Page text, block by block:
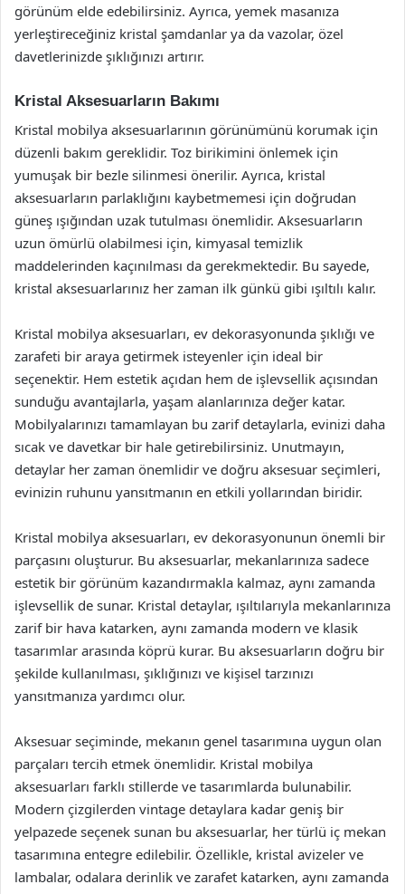
görünüm elde edebilirsiniz. Ayrıca, yemek masanıza
yerleştireceğiniz kristal şamdanlar ya da vazolar, özel
davetlerinizde şıklığınızı artırır.
Kristal Aksesuarların Bakımı
Kristal mobilya aksesuarlarının görünümünü korumak için
düzenli bakım gereklidir. Toz birikimini önlemek için
yumuşak bir bezle silinmesi önerilir. Ayrıca, kristal
aksesuarların parlaklığını kaybetmemesi için doğrudan
güneş ışığından uzak tutulması önemlidir. Aksesuarların
uzun ömürlü olabilmesi için, kimyasal temizlik
maddelerinden kaçınılması da gerekmektedir. Bu sayede,
kristal aksesuarlarınız her zaman ilk günkü gibi ışıltılı kalır.
Kristal mobilya aksesuarları, ev dekorasyonunda şıklığı ve
zarafeti bir araya getirmek isteyenler için ideal bir
seçenektir. Hem estetik açıdan hem de işlevsellik açısından
sunduğu avantajlarla, yaşam alanlarınıza değer katar.
Mobilyalarınızı tamamlayan bu zarif detaylarla, evinizi daha
sıcak ve davetkar bir hale getirebilirsiniz. Unutmayın,
detaylar her zaman önemlidir ve doğru aksesuar seçimleri,
evinizin ruhunu yansıtmanın en etkili yollarından biridir.
Kristal mobilya aksesuarları, ev dekorasyonunun önemli bir
parçasını oluşturur. Bu aksesuarlar, mekanlarınıza sadece
estetik bir görünüm kazandırmakla kalmaz, aynı zamanda
işlevsellik de sunar. Kristal detaylar, ışıltılarıyla mekanlarınıza
zarif bir hava katarken, aynı zamanda modern ve klasik
tasarımlar arasında köprü kurar. Bu aksesuarların doğru bir
şekilde kullanılması, şıklığınızı ve kişisel tarzınızı
yansıtmanıza yardımcı olur.
Aksesuar seçiminde, mekanın genel tasarımına uygun olan
parçaları tercih etmek önemlidir. Kristal mobilya
aksesuarları farklı stillerde ve tasarımlarda bulunabilir.
Modern çizgilerden vintage detaylara kadar geniş bir
yelpazede seçenek sunan bu aksesuarlar, her türlü iç mekan
tasarımına entegre edilebilir. Özellikle, kristal avizeler ve
lambalar, odalara derinlik ve zarafet katarken, aynı zamanda